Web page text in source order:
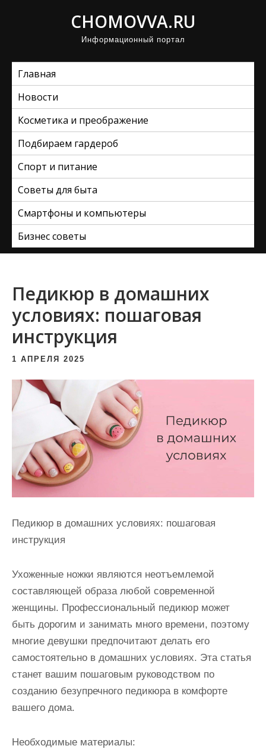
CHOMOVVA.RU
Информационный портал
Главная
Новости
Косметика и преображение
Подбираем гардероб
Спорт и питание
Советы для быта
Смартфоны и компьютеры
Бизнес советы
Педикюр в домашних
условиях: пошаговая
инструкция
1 АПРЕЛЯ 2025
Педикюр в домашних условиях: пошаговая
инструкция
Ухоженные ножки являются неотъемлемой
составляющей образа любой современной
женщины. Профессиональный педикюр может
быть дорогим и занимать много времени, поэтому
многие девушки предпочитают делать его
самостоятельно в домашних условиях. Эта статья
станет вашим пошаговым руководством по
созданию безупречного педикюра в комфорте
вашего дома.
Необходимые материалы: